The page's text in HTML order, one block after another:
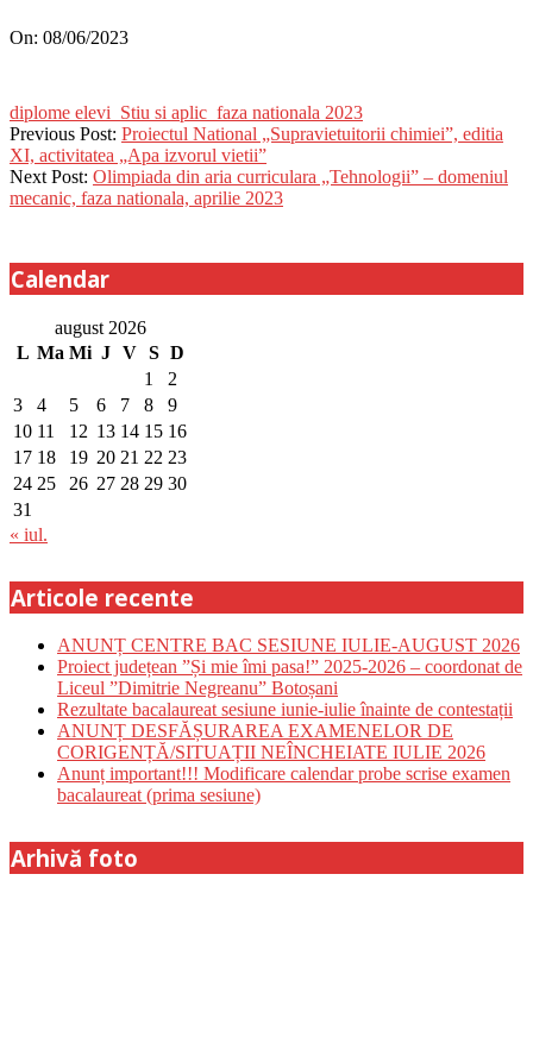
On: 08/06/2023
diplome elevi_Stiu si aplic_faza nationala 2023
2023-
06-
08
Previous Post: Proiectul National „Supravietuitorii chimiei”, editia
XI, activitatea „Apa izvorul vietii”
Next Post: Olimpiada din aria curriculara „Tehnologii” – domeniul
mecanic, faza nationala, aprilie 2023
Calendar
august 2026
L Ma Mi J V S D
1
2
3
4 5 6 7 8
9
10 11 12 13 14 15 16
17 18 19 20 21 22 23
24 25 26 27 28 29 30
31
« iul.
Articole recente
ANUNȚ CENTRE BAC SESIUNE IULIE-AUGUST 2026
Proiect județean ”Și mie îmi pasa!” 2025-2026 – coordonat de
Liceul ”Dimitrie Negreanu” Botoșani
Rezultate bacalaureat sesiune iunie-iulie înainte de contestații
ANUNȚ DESFĂȘURAREA EXAMENELOR DE
CORIGENȚĂ/SITUAȚII NEÎNCHEIATE IULIE 2026
Anunț important!!! Modificare calendar probe scrise examen
bacalaureat (prima sesiune)
Arhivă foto